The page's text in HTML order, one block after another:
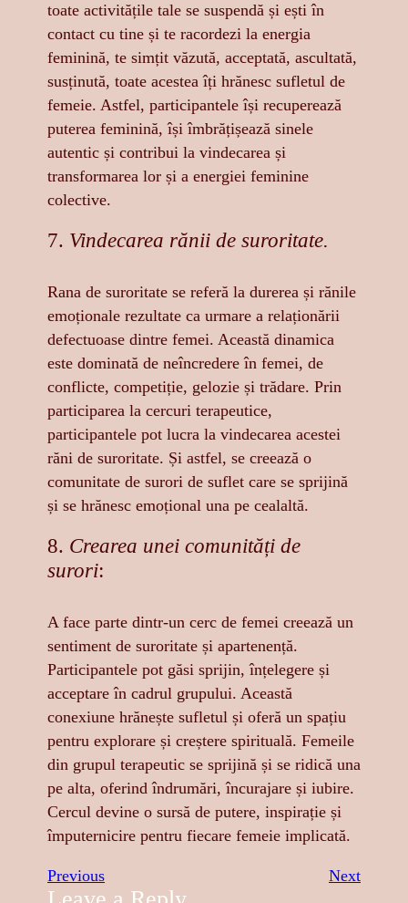
toate activitățile tale se suspendă și ești în
contact cu tine și te racordezi la energia
feminină, te simțit văzută, acceptată, ascultată,
susținută, toate acestea îți hrănesc sufletul de
femeie. Astfel, participantele își recuperează
puterea feminină, își îmbrățișează sinele
autentic și contribui la vindecarea și
transformarea lor și a energiei feminine
colective.
7. Vindecarea rănii de suroritate.
Rana de suroritate se referă la durerea și rănile
emoționale rezultate ca urmare a relaționării
defectuoase dintre femei. Această dinamica
este dominată de neîncredere în femei, de
conflicte, competiție, gelozie și trădare. Prin
participarea la cercuri terapeutice,
participantele pot lucra la vindecarea acestei
răni de suroritate. Și astfel, se creează o
comunitate de surori de suflet care se sprijină
și se hrănesc emoțional una pe cealaltă.
8. Crearea unei comunități de
surori:
A face parte dintr-un cerc de femei creează un
sentiment de suroritate și apartenență.
Participantele pot găsi sprijin, înțelegere și
acceptare în cadrul grupului. Această
conexiune hrănește sufletul și oferă un spațiu
pentru explorare și creștere spirituală. Femeile
din grupul terapeutic se sprijină și se ridică una
pe alta, oferind îndrumări, încurajare și iubire.
Cercul devine o sursă de putere, inspirație și
împuternicire pentru fiecare femeie implicată.
Previous Next